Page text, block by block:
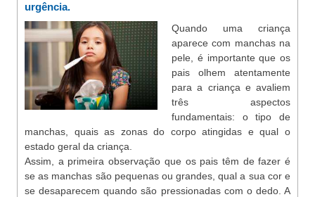
urgência.
Quando uma criança
aparece com manchas na
pele, é importante que os
pais olhem atentamente
para a criança e avaliem
três aspectos
fundamentais: o tipo de
manchas, quais as zonas do corpo atingidas e qual o
estado geral da criança.
Assim, a primeira observação que os pais têm de fazer é
se as manchas são pequenas ou grandes, qual a sua cor e
se desaparecem quando são pressionadas com o dedo. A